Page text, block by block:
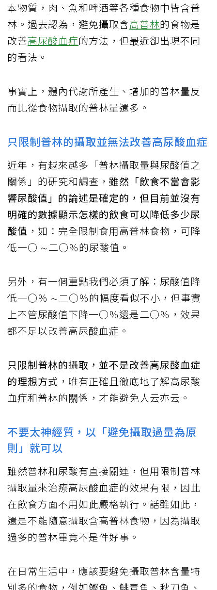
本物質，肉、魚和啤酒等各種食物中皆含普
林。過去認為，避免攝取含高普林的食物是
改善高尿酸血症的方法，但最近卻出現不同
的看法。
事實上，體內代謝所產生、增加的普林量反
而比從食物攝取的普林量還多。
只限制普林的攝取並無法改善高尿酸血症
近年，有越來越多「普林攝取量與尿酸值之
關係」的研究和調查， 雖然「飲食不當會影
響尿酸值」的論述是確定的，但目前並沒有
明確的數據顯示怎樣的飲食可以降低多少尿
酸值 ，如：完全限制食用高普林食物，可降
低一○ ∼二○％的尿酸值。
另外，有一個重點我們必須了解：尿酸值降
低一○％ ∼二○％的幅度看似不小，但事實
上不管尿酸值下降一○％還是二○％，效果
都不足以改善高尿酸血症。
只限制普林的攝取，並不是改善高尿酸血症
的理想方式 ，唯有正確且徹底地了解高尿酸
血症和普林的關係，才能避免人云亦云。
不要太神經質，以「避免攝取過量為原
則」就可以
雖然普林和尿酸有直接關連，但用限制普林
攝取量來治療高尿酸血症的效果有限，因此
在飲食方面不用如此嚴格執行。話雖如此，
還是不能隨意攝取含高普林食物，因為攝取
過多的普林畢竟不是件好事。
在日常生活中，應該要避免攝取普林含量特